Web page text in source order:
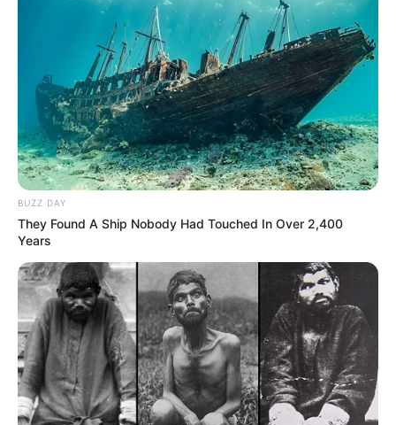
BUZZ DAY
They Found A Ship Nobody Had Touched In Over 2,400
Years